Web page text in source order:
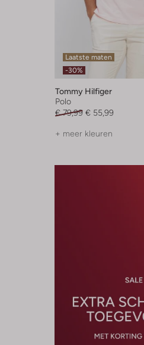
Laatste maten
-30%
Tommy Hilfiger
Polo
€ 79,99 € 55,99
+ meer kleuren